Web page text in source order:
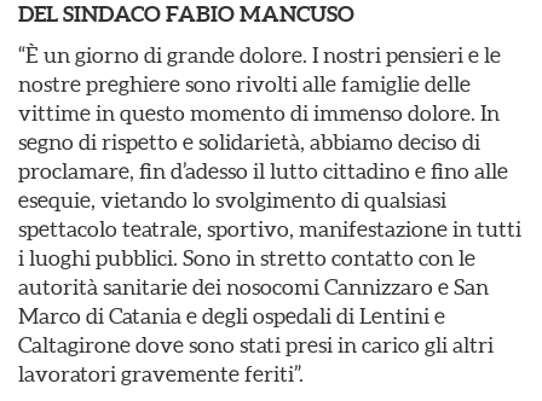
DEL SINDACO FABIO MANCUSO
“È un giorno di grande dolore. I nostri pensieri e le
nostre preghiere sono rivolti alle famiglie delle
vittime in questo momento di immenso dolore. In
segno di rispetto e solidarietà, abbiamo deciso di
proclamare, fin d’adesso il lutto cittadino e fino alle
esequie, vietando lo svolgimento di qualsiasi
spettacolo teatrale, sportivo, manifestazione in tutti
i luoghi pubblici. Sono in stretto contatto con le
autorità sanitarie dei nosocomi Cannizzaro e San
Marco di Catania e degli ospedali di Lentini e
Caltagirone dove sono stati presi in carico gli altri
lavoratori gravemente feriti”.